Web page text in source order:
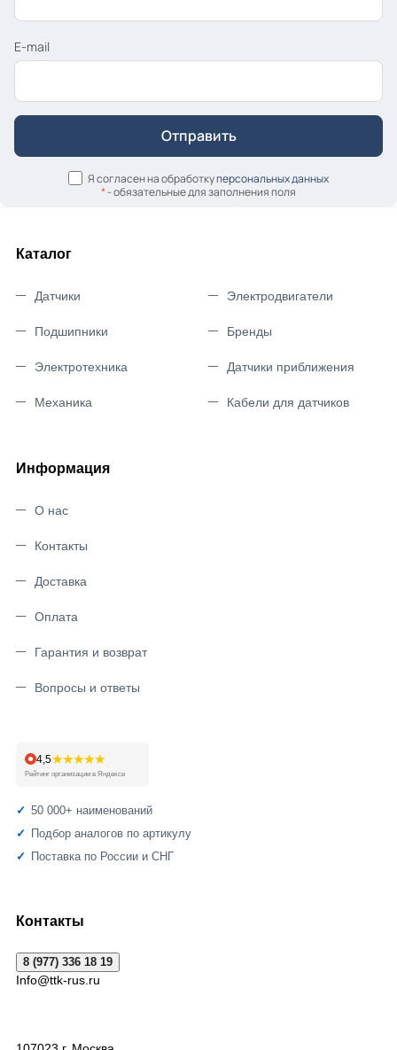
E-mail
Я согласен на обработкуперсональных данных
*- обязательные для заполнения поля
Каталог
Датчики
Подшипники
Электротехника
Механика
Электродвигатели
Бренды
Датчики приближения
Кабели для датчиков
Информация
О нас
Контакты
Доставка
Оплата
Гарантия и возврат
Вопросы и ответы
4,5★★★★★
Рейтинг организации в Яндексе
50 000+ наименований
Подбор аналогов по артикулу
Поставка по России и СНГ
Контакты
8 (977) 336 18 19
Info@ttk-rus.ru